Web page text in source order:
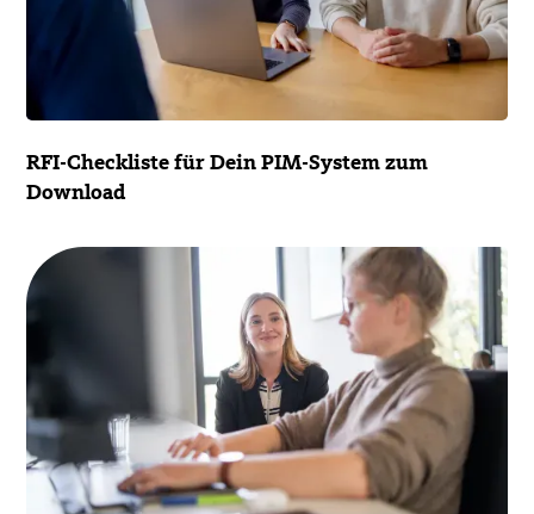
RFI-Checkliste für Dein PIM-System zum
Download